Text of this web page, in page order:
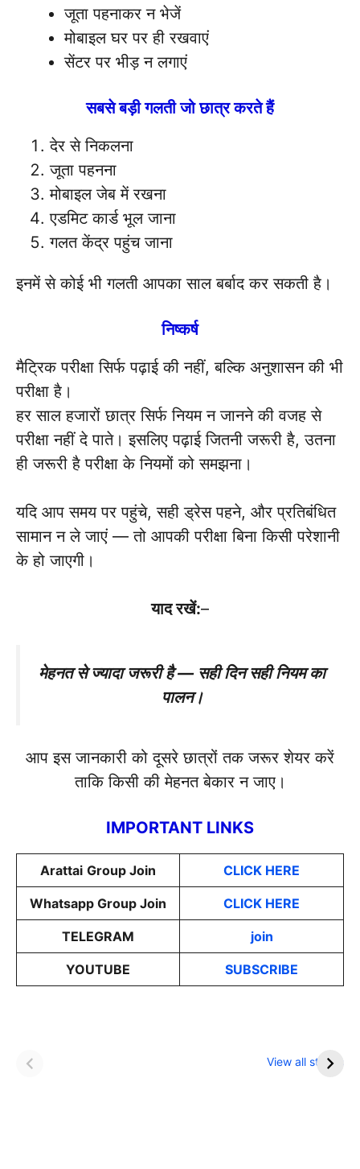
जूता पहनाकर न भेजें
मोबाइल घर पर ही रखवाएं
सेंटर पर भीड़ न लगाएं
सबसे बड़ी गलती जो छात्र करते हैं
देर से निकलना
जूता पहनना
मोबाइल जेब में रखना
एडमिट कार्ड भूल जाना
गलत केंद्र पहुंच जाना
इनमें से कोई भी गलती आपका साल बर्बाद कर सकती है।
निष्कर्ष
मैट्रिक परीक्षा सिर्फ पढ़ाई की नहीं, बल्कि अनुशासन की भी
परीक्षा है।
हर साल हजारों छात्र सिर्फ नियम न जानने की वजह से
परीक्षा नहीं दे पाते। इसलिए पढ़ाई जितनी जरूरी है, उतना
ही जरूरी है परीक्षा के नियमों को समझना।
यदि आप समय पर पहुंचे, सही ड्रेस पहने, और प्रतिबंधित
सामान न ले जाएं — तो आपकी परीक्षा बिना किसी परेशानी
के हो जाएगी।
याद रखें:–
मेहनत से ज्यादा जरूरी है — सही दिन सही नियम का
पालन।
आप इस जानकारी को दूसरे छात्रों तक जरूर शेयर करें
ताकि किसी की मेहनत बेकार न जाए।
IMPORTANT LINKS
Arattai Group Join CLICK HERE
Whatsapp Group Join CLICK HERE
TELEGRAM join
YOUTUBE SUBSCRIBE
View all stories
से ज्यादा सैलरी
भी न करें ये काम